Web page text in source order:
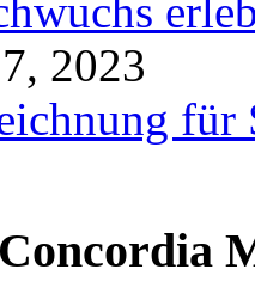
2023
für